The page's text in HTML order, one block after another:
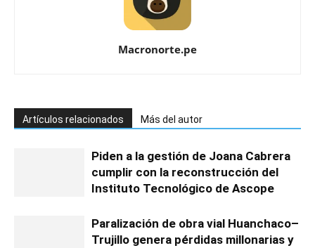
Macronorte.pe
Artículos relacionados Más del autor
Piden a la gestión de Joana Cabrera
cumplir con la reconstrucción del
Instituto Tecnológico de Ascope
Paralización de obra vial Huanchaco–
Trujillo genera pérdidas millonarias y